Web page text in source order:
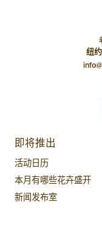
纽
即将推出
活动日历
本月有哪些花卉盛开
新闻发布室